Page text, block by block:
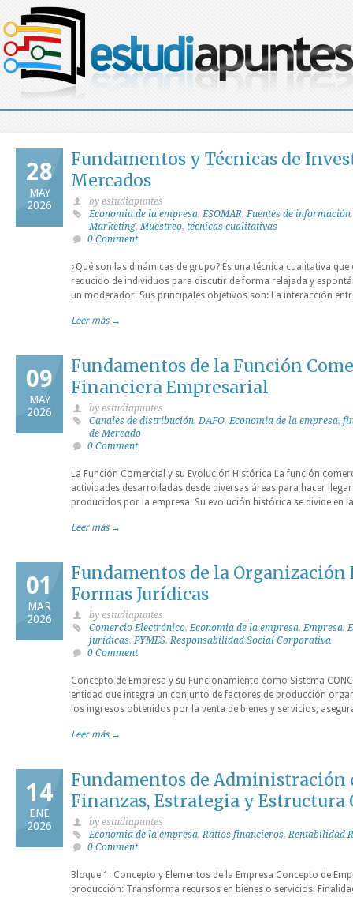
28
MAY
2026
Fundamentos y Técnicas de
Mercados
by estudiapuntes
Economia de la empresa,ESOMAR,Fuentes de información
Marketing,Muestreo, técnicas cualitativas
0 Comment
¿Qué son las dinámicas de grupo? Es una técnica cualitativa
reducido de individuos para discutir de forma relajada y
un moderador. Sus principales objetivos son: La interacción
Leer más →
09
MAY
2026
Fundamentos de la Función
Financiera Empresarial
by estudiapuntes
Canales de distribución,DAFO,Economia de la empresa,
de Mercado
0 Comment
La Función Comercial y su Evolución Histórica La función
actividades desarrolladas desde diversas áreas para hacer
producidos por la empresa. Su evolución histórica se divide en
Leer más →
01
MAR
2026
Fundamentos de la
Formas Jurídicas
by estudiapuntes
Comercio Electrónico,Economia de la empresa,Empresa,
jurídicas,PYMES,Responsabilidad Social Corporativa
0 Comment
Concepto de Empresa y su Funcionamiento como Sistema
entidad que integra un conjunto de factores de producción
los ingresos obtenidos por la venta de bienes y servicios,
Leer más →
14
ENE
2026
Fundamentos de Administración
Finanzas, Estrategia y
by estudiapuntes
Economia de la empresa,Ratios financieros,Rentabilidad
0 Comment
Bloque 1: Concepto y Elementos de la Empresa Concepto de
producción: Transforma recursos en bienes o servicios.